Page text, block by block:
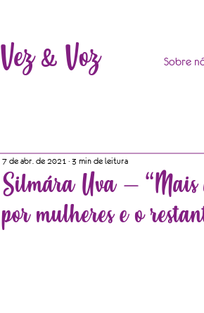
Vez & Voz Sobre
Silmára Uva – “Mais
por mulheres e o
7 de abr. de 2021 3 min de leitura